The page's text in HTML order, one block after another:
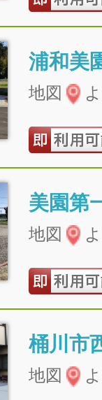
浦和美
地図
美園第
地図
桶川市
地図